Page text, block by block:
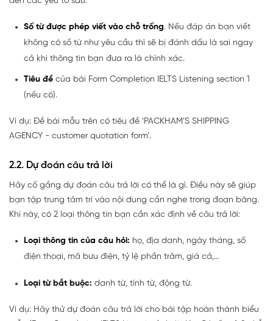
Số từ được phép viết vào chỗ trống. Nếu đáp án bạn viết
không có số từ như yêu cầu thì sẽ bị đánh dấu là sai ngay
cả khi thông tin bạn đưa ra là chính xác.
Tiêu đề của bài Form Completion IELTS Listening section 1
(nếu có).
Ví dụ: Đề bài mẫu trên có tiêu đề ‘PACKHAM’S SHIPPING
AGENCY - customer quotation form’.
2.2. Dự đoán câu trả lời
Hãy cố gắng dự đoán câu trả lời có thể là gì. Điều này sẽ giúp
bạn tập trung tâm trí vào nội dung cần nghe trong đoạn băng.
Khi này, có 2 loại thông tin bạn cần xác định về câu trả lời:
Loại thông tin của câu hỏi: họ, địa danh, ngày tháng, số
điện thoại, mã bưu điện, tỷ lệ phần trăm, giá cả,...
Loại từ bắt buộc: danh từ, tính từ, động từ.
Ví dụ: Hãy thử dự đoán câu trả lời cho bài tập hoàn thành biểu